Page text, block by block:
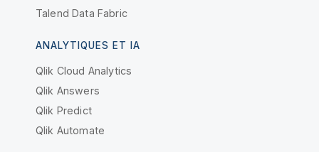
Talend Data Fabric
ANALYTIQUES ET IA
Qlik Cloud Analytics
Qlik Answers
Qlik Predict
Qlik Automate